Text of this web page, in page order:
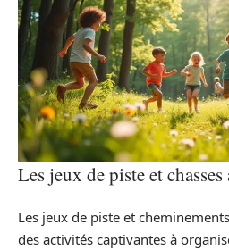
Les jeux de piste et
Les jeux de piste et
des activités captivantes à